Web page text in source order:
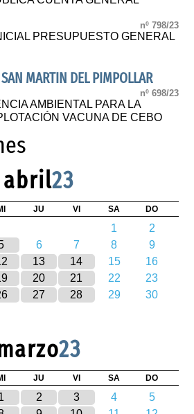
nº 798/23
PRESUPUESTO GENERAL
MARTIN DEL PIMPOLLAR
nº 698/23
AMBIENTAL PARA LA
VACUNA DE CEBO
abril23
JU VI SA DO
1
2
6 7 8
9
13 14 15
16
20 21 22
23
27 28 29 30
23
JU VI SA DO
2 3 4
5